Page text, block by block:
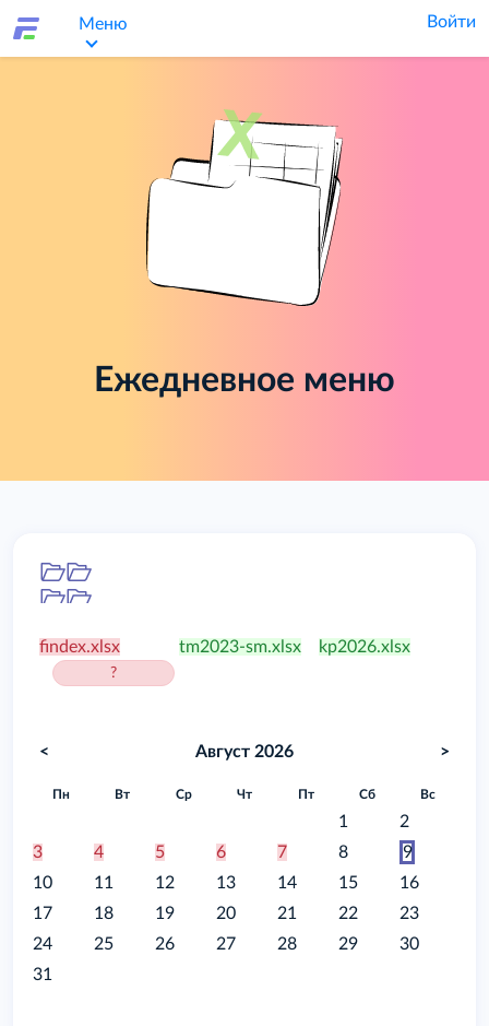
Меню Войти
Ежедневное меню
findex.xlsx
?
tm2023-sm.xlsx kp2026.xlsx
< Август 2026 >
Пн Вт Ср Чт Пт Сб Вс
1
2
3
4 5 6 7 8
9
10
11 12 13 14 15
16
17
18 19 20 21 22
23
24
25 26 27 28 29
30
31